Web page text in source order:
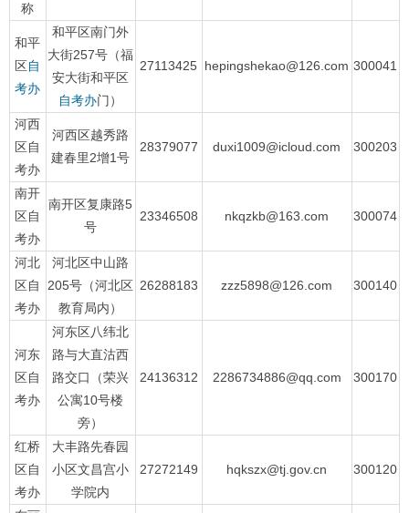
称
和平
区 自
考办
和平区南门外
大街257号（福
安大街和平区
自考办门）
27113425 hepingshekao@126.com 300041
河西
区自
考办
河西区越秀路
建春里2增1号
28379077 duxi1009@icloud.com 300203
南开
区自
考办
南开区复康路5
号
23346508 nkqzkb@163.com 300074
河北
区自
考办
河北区中山路
205号（河北区
教育局内）
26288183 zzz5898@126.com 300140
河东
区自
考办
河东区八纬北
路与大直沽西
路交口（荣兴
公寓10号楼
旁）
24136312 2286734886@qq.com 300170
红桥
区自
考办
大丰路先春园
小区文昌宫小
学院内
27272149 hqkszx@tj.gov.cn 300120